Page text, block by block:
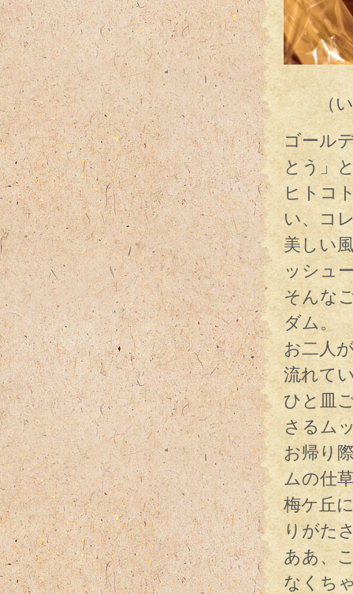
感謝
（い
ゴール
とう」
ヒトコ
い、コ
美しい
ッシュ
そんな
ダム。
お二人
流れて
ひと皿
さるム
お帰り
ムの仕
梅ケ丘
りがた
ああ、
なくち